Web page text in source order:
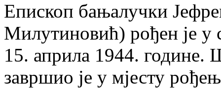
Епископ бањалучки
Милутиновић) рођен је у
15. априла 1944. године.
завршио је у мјесту